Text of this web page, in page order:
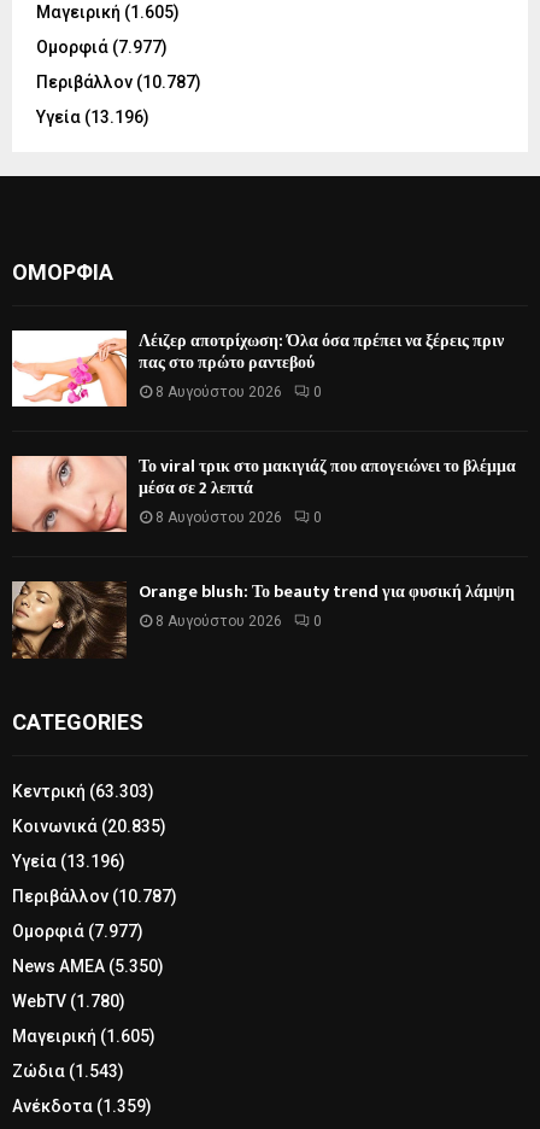
Μαγειρική (1.605)
Ομορφιά (7.977)
Περιβάλλον (10.787)
Υγεία (13.196)
ΟΜΟΡΦΙΆ
Λέιζερ αποτρίχωση: Όλα όσα πρέπει να ξέρεις πριν
πας στο πρώτο ραντεβού
8 Αυγούστου 2026 0
Το viral τρικ στο μακιγιάζ που απογειώνει το βλέμμα
μέσα σε 2 λεπτά
8 Αυγούστου 2026 0
Orange blush: Το beauty trend για φυσική λάμψη
8 Αυγούστου 2026 0
CATEGORIES
Κεντρική (63.303)
Κοινωνικά (20.835)
Υγεία (13.196)
Περιβάλλον (10.787)
Ομορφιά (7.977)
News ΑΜΕΑ (5.350)
WebTV (1.780)
Μαγειρική (1.605)
Ζώδια (1.543)
Ανέκδοτα (1.359)